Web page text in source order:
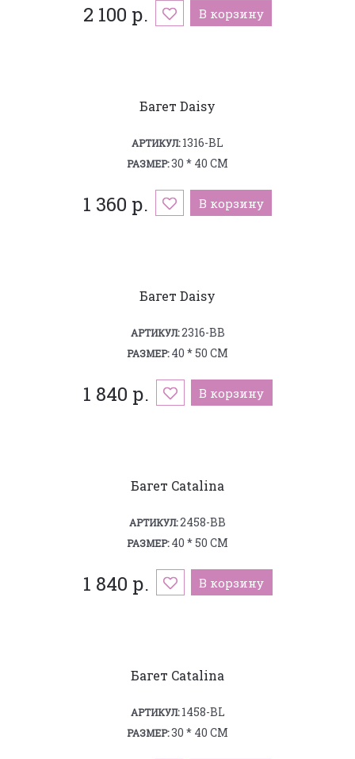
2 100 р. В корзину
Багет Daisy
АРТИКУЛ:1316-BL
РАЗМЕР:30 * 40 СМ
1 360 р. В корзину
Багет Daisy
АРТИКУЛ:2316-BB
РАЗМЕР:40 * 50 СМ
1 840 р. В корзину
Багет Catalina
АРТИКУЛ:2458-BB
РАЗМЕР:40 * 50 СМ
1 840 р. В корзину
Багет Catalina
АРТИКУЛ:1458-BL
РАЗМЕР:30 * 40 СМ